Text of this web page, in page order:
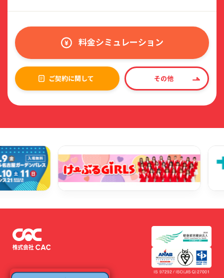
料金シミュレーション
ご契約に関して その他